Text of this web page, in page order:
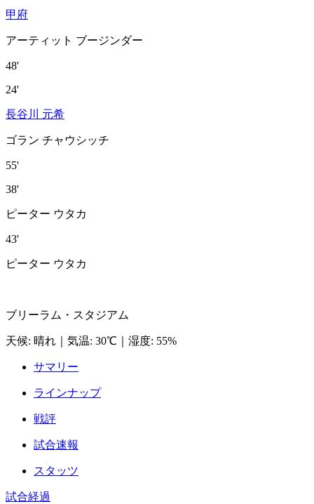
甲府
アーティット ブージンダー
48'
24'
長谷川 元希
ゴラン チャウシッチ
55'
38'
ピーター ウタカ
43'
ピーター ウタカ
ブリーラム・スタジアム
天候: 晴れ 気温: 30℃ 湿度: 55%
サマリー
ラインナップ
戦評
試合速報
スタッツ
試合経過